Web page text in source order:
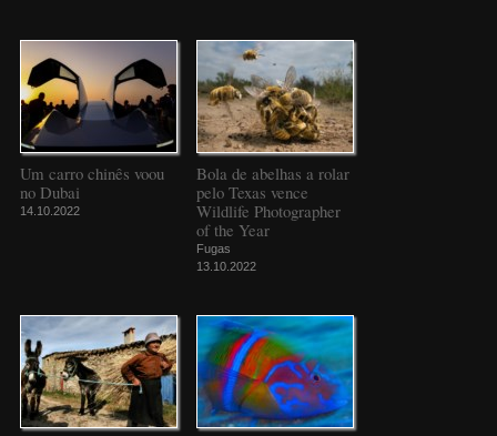
Um carro chinês voou
no Dubai
14.10.2022
Bola de abelhas a rolar
pelo Texas vence
Wildlife Photographer
of the Year
Fugas
13.10.2022